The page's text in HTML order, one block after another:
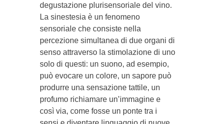
degustazione plurisensoriale del vino.
La sinestesia è un fenomeno
sensoriale che consiste nella
percezione simultanea di due organi di
senso attraverso la stimolazione di uno
solo di questi: un suono, ad esempio,
può evocare un colore, un sapore può
produrre una sensazione tattile, un
profumo richiamare un’immagine e
così via, come fosse un ponte tra i